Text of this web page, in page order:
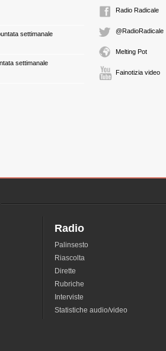
settimanale
settimanale
Radio Radicale
@RadioRadicale
Melting Pot
Fainotizia video
Radio
Palinsesto
Riascolta
Dirette
Rubriche
Interviste
Statistiche audio/video